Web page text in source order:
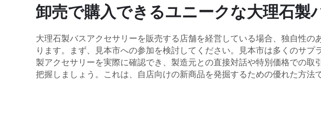
卸売で購入できるユニークな大理石製
大理石製バスアクセサリーを販売する店舗を経営している場合、独自性
ります。まず、見本市への参加を検討してください。見本市は多くのサ
製アクセサリーを実際に確認でき、製造元との直接対話や特別価格での
把握しましょう。これは、自店向けの新商品を発掘するための優れた方法で